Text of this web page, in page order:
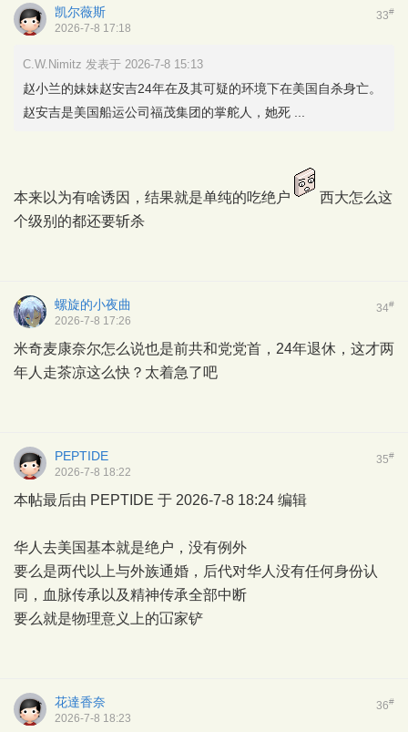
33#
凯尔薇斯
2026-7-8 17:18
C.W.Nimitz 发表于 2026-7-8 15:13
赵小兰的妹妹赵安吉24年在及其可疑的环境下在美国自杀身亡。
赵安吉是美国船运公司福茂集团的掌舵人，她死 ...
本来以为有啥诱因，结果就是单纯的吃绝户
西大怎么这
个级别的都还要斩杀
34#
螺旋的小夜曲
2026-7-8 17:26
米奇麦康奈尔怎么说也是前共和党党首，24年退休，这才两
年人走茶凉这么快？太着急了吧
35#
PEPTIDE
2026-7-8 18:22
本帖最后由 PEPTIDE 于 2026-7-8 18:24 编辑
华人去美国基本就是绝户，没有例外
要么是两代以上与外族通婚，后代对华人没有任何身份认
同，血脉传承以及精神传承全部中断
要么就是物理意义上的冚家铲
36#
花達香奈
2026-7-8 18:23